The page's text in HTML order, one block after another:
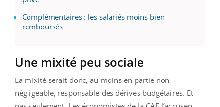
Complémentaires : les salariés moins bien
remboursés
Une mixité peu sociale
La mixité serait donc, au moins en partie non
négligeable, responsable des dérives budgétaires. Et